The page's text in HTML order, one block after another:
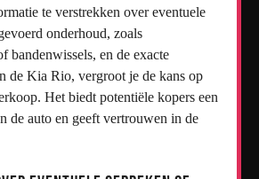
te verstrekken over eventuele
onderhoud, zoals
bandenwissels, en de exacte
de Kia Rio, vergroot je de kans op
Het biedt potentiële kopers een
de auto en geeft vertrouwen in de